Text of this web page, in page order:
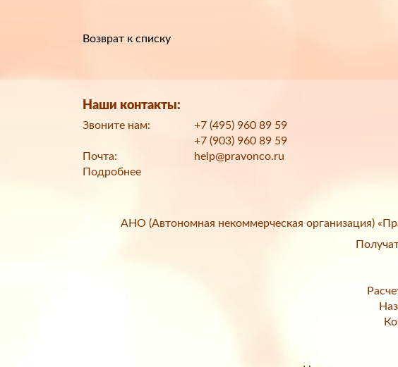
Возврат к списку
Наши контакты:
Звоните нам:
+7 (495) 960 89 59
+7 (903) 960 89 59
Почта:
help@pravonco.ru
Подробнее
АНО (Автономная некоммерческая организация)